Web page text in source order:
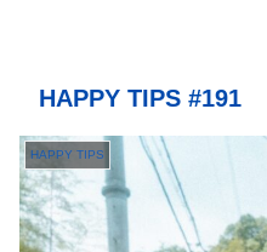
HAPPY TIPS #191
HAPPY TIPS